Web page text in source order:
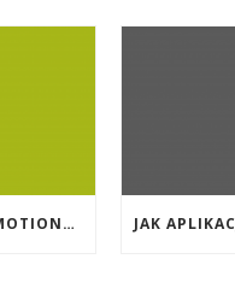
EVENT PROMOTIONS AT HIGHEST PAYING ONLINE CASINOS WITH BEST RTP